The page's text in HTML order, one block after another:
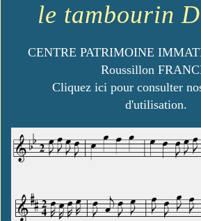
le tambourin
CENTRE PATRIMOINE
Roussillon
Cliquez ici pour consulter
d'utilisation.